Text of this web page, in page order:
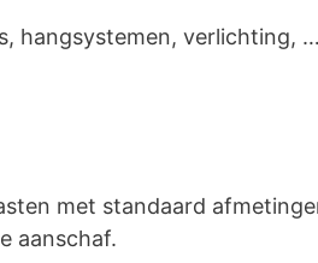
hangsystemen, verlichting,
met standaard
aanschaf.